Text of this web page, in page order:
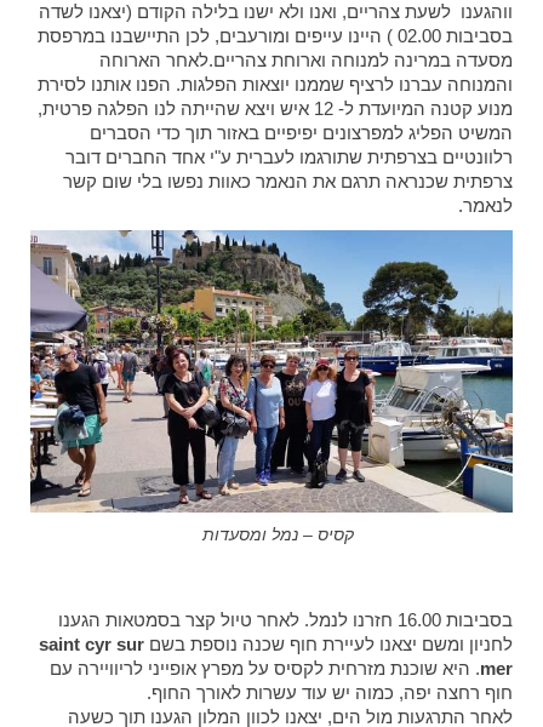
ווהגענו לשעת צהריים, ואנו ולא ישנו בלילה הקודם (יצאנו לשדה
בסביבות 02.00 ) היינו עייפים ומורעבים, לכן התיישבנו במרפסת
מסעדה במרינה למנוחה וארוחת צהריים.לאחר הארוחה
והמנוחה עברנו לרציף שממנו יוצאות הפלגות. הפנו אותנו לסירת
מנוע קטנה המיועדת ל- 12 איש ויצא שהייתה לנו הפלגה פרטית,
המשיט הפליג למפרצונים יפיפיים באזור תוך כדי הסברים
רלוונטיים בצרפתית שתורגמו לעברית ע"י אחד החברים דובר
צרפתית שכנראה תרגם את הנאמר כאוות נפשו בלי שום קשר
לנאמר.
קסיס – נמל ומסעדות
בסביבות 16.00 חזרנו לנמל. לאחר טיול קצר בסמטאות הגענו
לחניון ומשם יצאנו לעיירת חוף שכנה נוספת בשם saint cyr sur
mer. היא שוכנת מזרחית לקסיס על מפרץ אופייני לריוויירה עם
חוף רחצה יפה, כמוה יש עוד עשרות לאורך החוף.
לאחר התרגעות מול הים, יצאנו לכוון המלון הגענו תוך כשעה